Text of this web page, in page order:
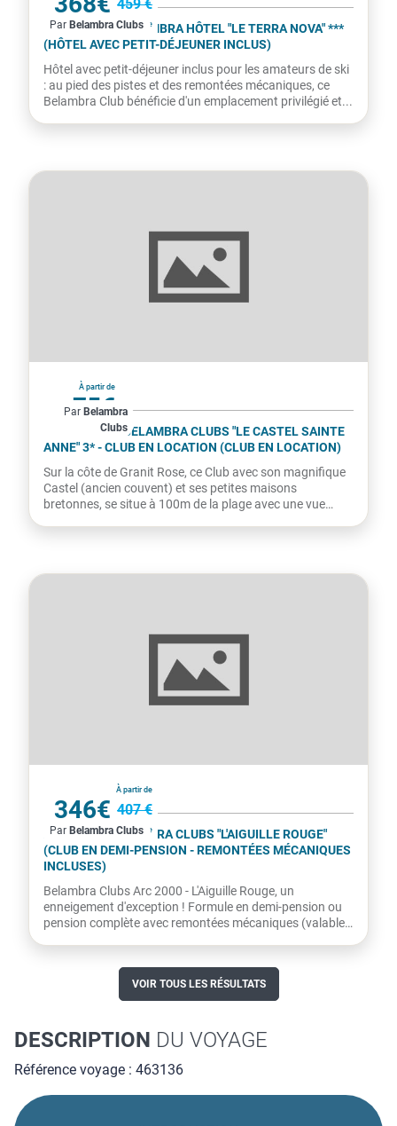
459 €
par personne
Par Belambra Clubs
LA PLAGNE - BELAMBRA HÔTEL "LE TERRA NOVA" ***
(HÔTEL AVEC PETIT-DÉJEUNER INCLUS)
Hôtel avec petit-déjeuner inclus pour les amateurs de ski
: au pied des pistes et des remontées mécaniques, ce
Belambra Club bénéficie d'un emplacement privilégié et...
À partir de
75€
par hébergement
Par Belambra
Clubs
France
TRÉGASTEL - BELAMBRA CLUBS "LE CASTEL SAINTE
ANNE" 3* - CLUB EN LOCATION (CLUB EN LOCATION)
Sur la côte de Granit Rose, ce Club avec son magnifique
Castel (ancien couvent) et ses petites maisons
bretonnes, se situe à 100m de la plage avec une vue
À partir de
346€ 407 €
par personne
Par Belambra Clubs
ARC 2000 - BELAMBRA CLUBS "L'AIGUILLE ROUGE"
(CLUB EN DEMI-PENSION - REMONTÉES MÉCANIQUES
INCLUSES)
Belambra Clubs Arc 2000 - L'Aiguille Rouge, un
enneigement d'exception ! Formule en demi-pension ou
pension complète avec remontées mécaniques (valables
VOIR TOUS LES RÉSULTATS
DESCRIPTION DU VOYAGE
Référence voyage : 463136